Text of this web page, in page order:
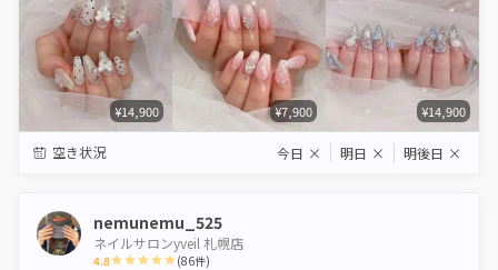
¥14,900 ¥7,900 ¥14,900
空き状況 今日 × 明日 × 明後日 ×
nemunemu_525
ネイルサロンyveil 札幌店
4.8 (86件)